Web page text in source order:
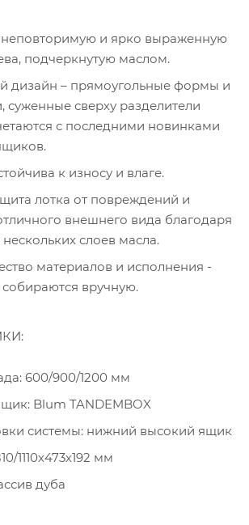
и ярко выраженную
подчеркнутую маслом.
дизайн – прямоугольные формы и
суженные сверху разделители
с последними новинками
к износу и влаге.
лотка от повреждений и
внешнего вида благодаря
слоев масла.
материалов и исполнения -
собираются вручную.
600/900/1200 мм
Blum TANDEMBOX
системы: нижний высокий ящик
1110х473х192 мм
дуба